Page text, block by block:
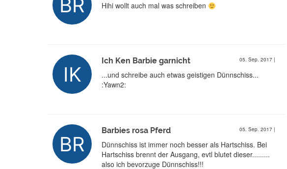
Hihi wollt auch mal was schreiben
Ich Ken Barbie garnicht 05. Sep. 2017 |
...und schreibe auch etwas geistigen Dünnschiss...
:Yawn2:
Barbies rosa Pferd 05. Sep. 2017 |
Dünnschiss ist immer noch besser als Hartschiss. Bei
Hartschiss brennt der Ausgang, evtl blutet dieser.........
also ich bevorzuge Dünnschiss!!!